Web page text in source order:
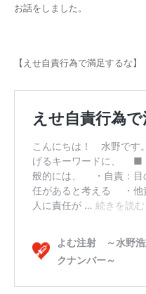
お話をしました。
【えせ自責行為で満足するな】